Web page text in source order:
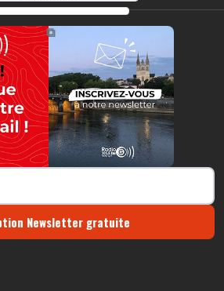
https://radio-g.fr?8352
⧉
Newsletter gratuite